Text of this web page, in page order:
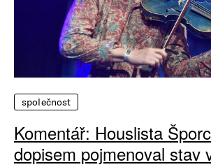
společnost
Komentář: Houslista
dopisem pojmenoval stav